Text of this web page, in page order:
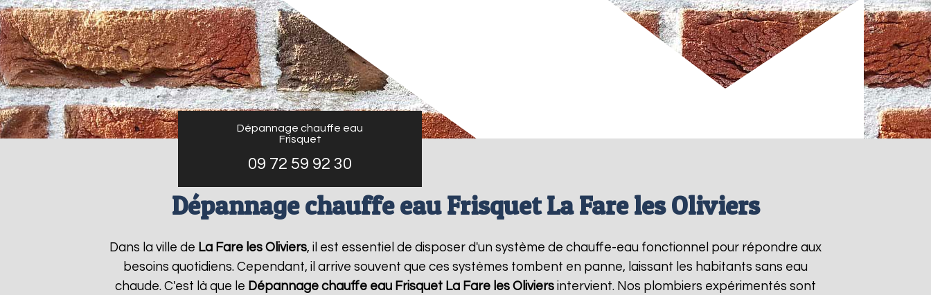
Dépannage chauffe eau
Frisquet
09 72 59 92 30
Dépannage chauffe eau Frisquet La Fare les Oliviers
Dans la ville de La Fare les Oliviers, il est essentiel de disposer d'un système de chauffe-eau fonctionnel pour répondre aux
besoins quotidiens. Cependant, il arrive souvent que ces systèmes tombent en panne, laissant les habitants sans eau
chaude. C'est là que le Dépannage chauffe eau Frisquet La Fare les Oliviers intervient. Nos plombiers expérimentés sont